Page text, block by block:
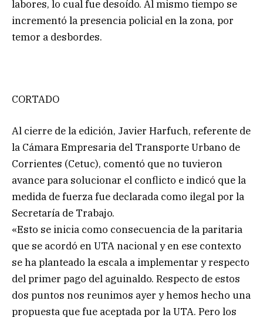
labores, lo cual fue desoído. Al mismo tiempo se
incrementó la presencia policial en la zona, por
temor a desbordes.
CORTADO
Al cierre de la edición, Javier Harfuch, referente de
la Cámara Empresaria del Transporte Urbano de
Corrientes (Cetuc), comentó que no tuvieron
avance para solucionar el conflicto e indicó que la
medida de fuerza fue declarada como ilegal por la
Secretaría de Trabajo.
«Esto se inicia como consecuencia de la paritaria
que se acordó en UTA nacional y en ese contexto
se ha planteado la escala a implementar y respecto
del primer pago del aguinaldo. Respecto de estos
dos puntos nos reunimos ayer y hemos hecho una
propuesta que fue aceptada por la UTA. Pero los